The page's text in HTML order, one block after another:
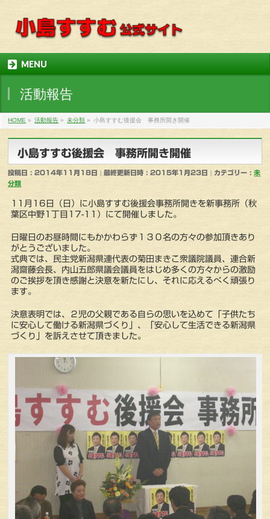
MENU
活動報告
HOME » 活動報告 » 未分類 » 小島すすむ後援会 事務所開き開催
小島すすむ後援会 事務所開き開催
投稿日 : 2014年11月18日 最終更新日時 : 2015年1月23日 カテゴリー :未
分類
11月16日（日）に小島すすむ後援会事務所開きを新事務所（秋
葉区中野1丁目17-11）にて開催しました。
日曜日のお昼時間にもかかわらず１３０名の方々の参加頂きあり
がとうございました。
式典では、民主党新潟県連代表の菊田まきこ衆議院議員、連合新
潟齋藤会長、内山五郎県議会議員をはじめ多くの方々からの激励
のご挨拶を頂き感謝と決意を新たにし、それに応えるべく頑張り
ます。
決意表明では、２児の父親である自らの思いを込めて「子供たち
に安心して働ける新潟県づくり」、「安心して生活できる新潟県
づくり」を訴えさせて頂きました。